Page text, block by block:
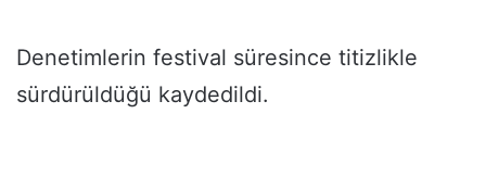
Denetimlerin festival süresince titizlikle
sürdürüldüğü kaydedildi.